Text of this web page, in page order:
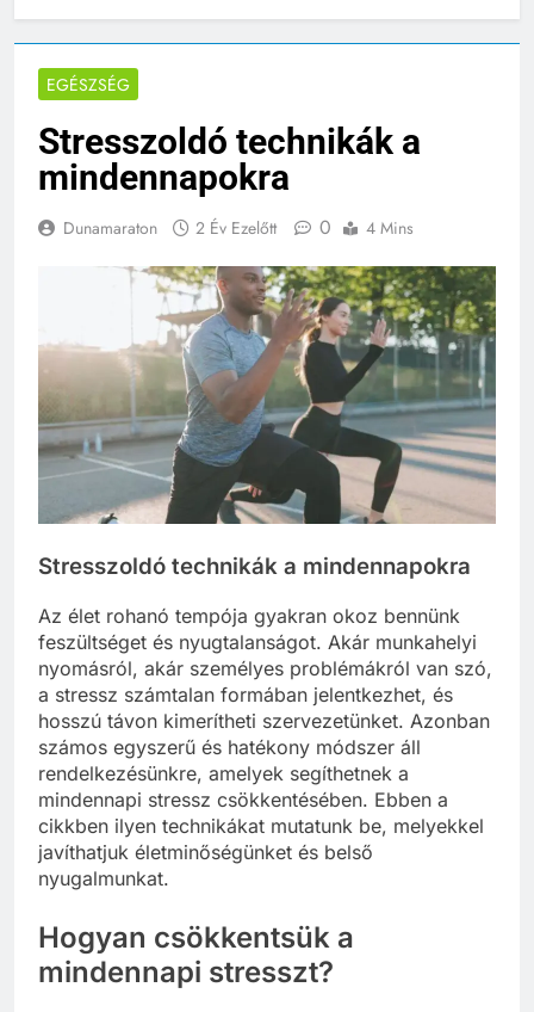
EGÉSZSÉG
Stresszoldó technikák a
mindennapokra
Dunamaraton 2 Év Ezelőtt 0 4 Mins
Stresszoldó technikák a mindennapokra
Az élet rohanó tempója gyakran okoz bennünk
feszültséget és nyugtalanságot. Akár munkahelyi
nyomásról, akár személyes problémákról van szó,
a stressz számtalan formában jelentkezhet, és
hosszú távon kimerítheti szervezetünket. Azonban
számos egyszerű és hatékony módszer áll
rendelkezésünkre, amelyek segíthetnek a
mindennapi stressz csökkentésében. Ebben a
cikkben ilyen technikákat mutatunk be, melyekkel
javíthatjuk életminőségünket és belső
nyugalmunkat.
Hogyan csökkentsük a
mindennapi stresszt?